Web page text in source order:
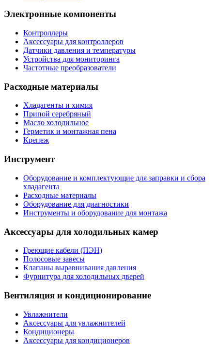
Электронные компоненты
Контроллеры
Аксессуары для контроллеров
Датчики давления и температуры
Устройства для мониторинга
Частотные преобразователи
Расходные материалы
Хладагенты и химия
Припой серебряный
Масло холодильное
Герметик и монтажная пена
Крепеж
Инструмент
Оборудование и комплектующие для заправки и сбора
хладагента
Расходные материалы
Оборудование для диагностики
Инструменты и оборудование для монтажа
Аксессуары для холодильных камер
Греющие кабели (ПЭН)
Полосовые завесы
Клапаны выравнивания давления
Фурнитура для холодильных дверей
Вентиляция и кондиционирование
Увлажнители
Аксессуары для увлажнителей
Кондиционеры
Аксессуары для кондиционеров